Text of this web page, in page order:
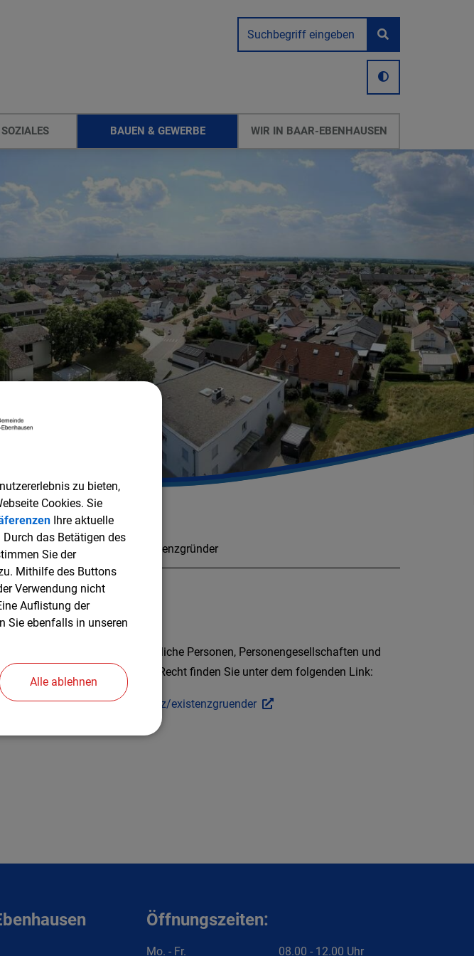
BAUEN & GEWERBE WIR IN BAAR-EBENHAUSEN
BAUEN & GEWERBE Existenzgründer
Existenzgründung durch natürliche Personen, Personengesellschaften und
und ausländischen Recht finden Sie unter dem folgenden Link:
weitere-themen-a-bis-z/existenzgruender
Öffnungszeiten:
Mo. - Fr. 08.00 - 12.00 Uhr
zu bieten,
Cookies. Sie
Ihre aktuelle
das Betätigen des
Sie der
Mithilfe des Buttons
Verwendung nicht
Auflistung der
Sie ebenfalls in unseren
Alle ablehnen